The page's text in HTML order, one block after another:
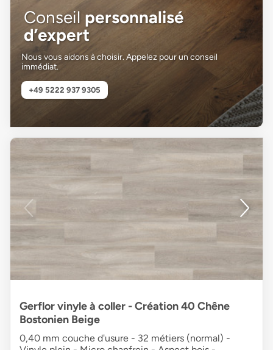
Conseil personnalisé
d’expert
Nous vous aidons à choisir. Appelez pour un conseil
immédiat.
+49 5222 937 9305
Gerflor vinyle à coller - Création 40 Chêne
Bostonien Beige
0,40 mm couche d'usure - 32 métiers (normal) -